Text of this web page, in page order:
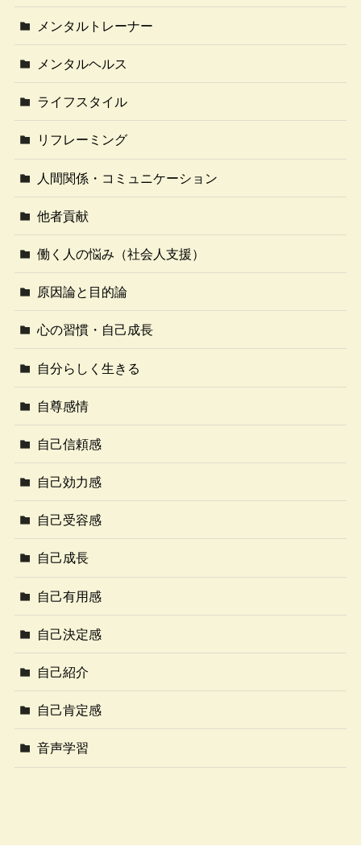
メンタルトレーナー
メンタルヘルス
ライフスタイル
リフレーミング
人間関係・コミュニケーション
他者貢献
働く人の悩み（社会人支援）
原因論と目的論
心の習慣・自己成長
自分らしく生きる
自尊感情
自己信頼感
自己効力感
自己受容感
自己成長
自己有用感
自己決定感
自己紹介
自己肯定感
音声学習